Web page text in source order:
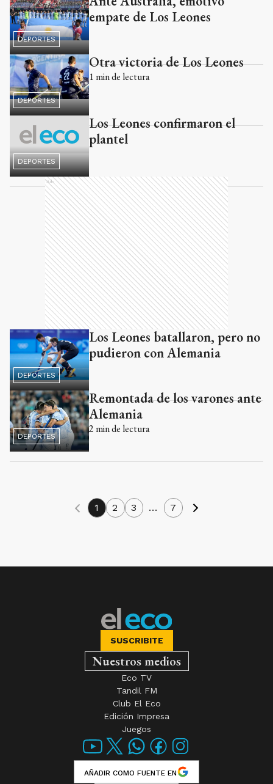
DEPORTES
empate de Los Leones
DEPORTES
Otra victoria de Los Leones
1 min de lectura
DEPORTES
Los Leones confirmaron el
plantel
Ads
DEPORTES
Los Leones batallaron, pero no
pudieron con Alemania
DEPORTES
Remontada de los varones ante
Alemania
2 min de lectura
1 2 3 ... 7
SUSCRIBITE
Nuestros medios
Eco TV
Tandil FM
Club El Eco
Edición Impresa
Juegos
AÑADIR COMO FUENTE EN